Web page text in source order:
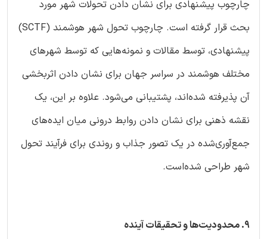
چارچوب پیشنهادی برای نشان دادن تحولات شهر مورد
بحث قرار گرفته ‌است. چارچوب تحول شهر هوشمند (SCTF)
پیشنهادی، توسط مقالات و نمونه‌هایی که توسط شهرهای
مختلف هوشمند در سراسر جهان برای نشان دادن اثربخشی
آن پذیرفته شده‌اند، پشتیبانی می‌شود. علاوه بر این، یک
نقشه ذهنی برای نشان دادن روابط درونی میان ایده‌های
جمع‌آوری‌شده در یک تصور جذاب و روندی برای فرآیند تحول
شهر طراحی شده‌است.
9. محدودیت‌ها و تحقیقات آینده